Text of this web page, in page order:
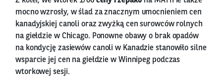
mocno wzrosły, w ślad za znacznym umocnieniem cen
kanadyjskiej canoli oraz zwyżką cen surowców rolnych
na giełdzie w Chicago. Ponowne obawy o brak opadów
na kondycję zasiewów canoli w Kanadzie stanowiło silne
wsparcie jej cen na giełdzie w Winnipeg podczas
wtorkowej sesji.